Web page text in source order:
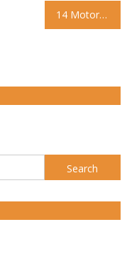
14 Motor Listrik yang Dapat Subsidi dari Pemerintah Pemerintah telah
Search
for: